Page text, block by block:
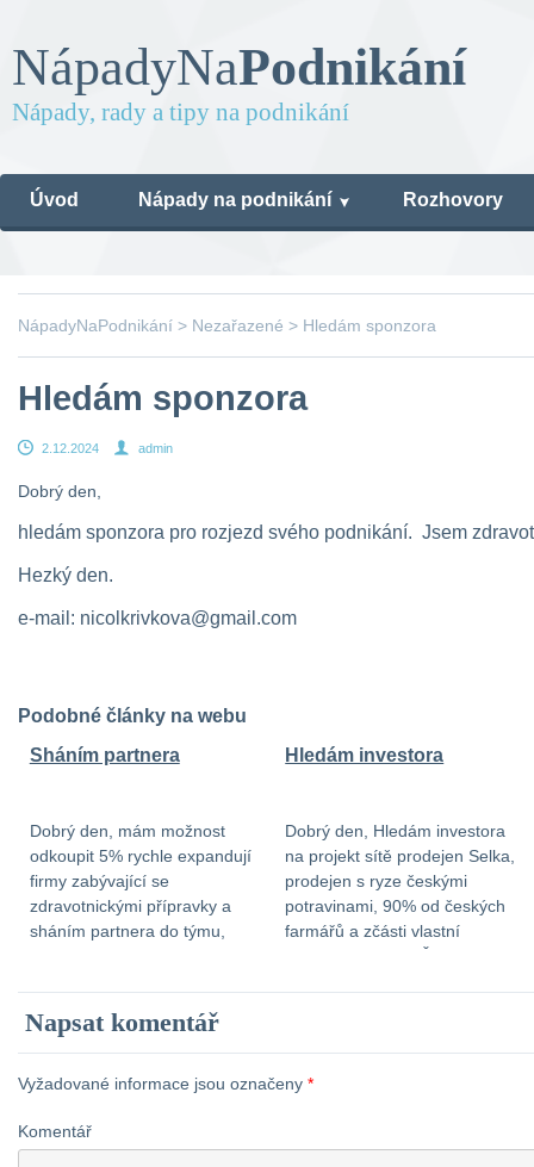
NápadyNaPodnikání
Nápady, rady a tipy na podnikání
Úvod Nápady na podnikání Rozhovory
NápadyNaPodnikání > Nezařazené > Hledám sponzora
Hledám sponzora
2.12.2024 admin
Dobrý den,
hledám sponzora pro rozjezd svého podnikání.  Jsem
Hezký den.
e-mail: nicolkrivkova@gmail.com
Podobné články na webu
Sháním partnera
Dobrý den, mám možnost
odkoupit 5% rychle expandují
firmy zabývající se
zdravotnickými přípravky a
sháním partnera do týmu,
katerina-kaninska@seznam.cz
Děkuji.
Hledám investora
Dobrý den, Hledám investora
na projekt sítě prodejen Selka,
prodejen s ryze českými
potravinami, 90% od českých
farmářů a zčásti vlastní
(brambory,česnek,cibule,houby),
vyroba: sladké pečivo,
chemie!! První předpoklad je
Napsat komentář
Vyžadované informace jsou označeny *
Komentář